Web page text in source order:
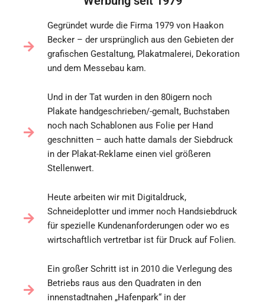
Gegründet wurde die Firma 1979 von Haakon
Becker – der ursprünglich aus den Gebieten der
grafischen Gestaltung, Plakatmalerei, Dekoration
und dem Messebau kam.
Und in der Tat wurden in den 80igern noch
Plakate handgeschrieben/-gemalt, Buchstaben
noch nach Schablonen aus Folie per Hand
geschnitten – auch hatte damals der Siebdruck
in der Plakat-Reklame einen viel größeren
Stellenwert.
Heute arbeiten wir mit Digitaldruck,
Schneideplotter und immer noch Handsiebdruck
für spezielle Kundenanforderungen oder wo es
wirtschaftlich vertretbar ist für Druck auf Folien.
Ein großer Schritt ist in 2010 die Verlegung des
Betriebs raus aus den Quadraten in den
innenstadtnahen „Hafenpark“ in der